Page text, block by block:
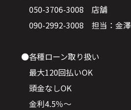
050-3706-3008 店舗
090-2992-3008 担当：金澤
●各種ローン取り扱い
最大120回払いOK
頭金なしOK
金利4.5％～